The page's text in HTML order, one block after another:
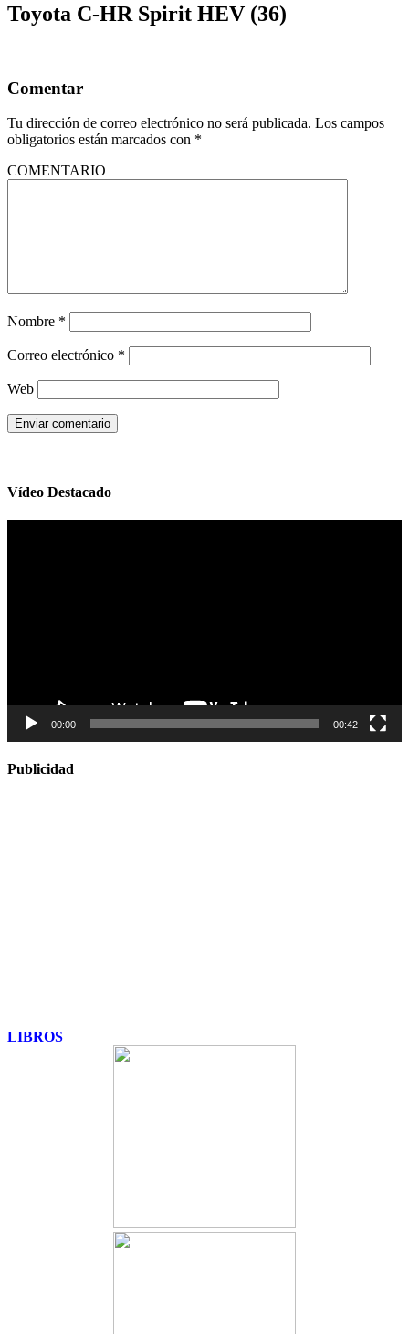
Toyota C-HR Spirit HEV (36)
Comentar
Tu dirección de correo electrónico no será publicada. Los campos
obligatorios están marcados con *
COMENTARIO
Nombre *
Correo electrónico *
Web
Vídeo Destacado
00:00 00:42
Publicidad
LIBROS